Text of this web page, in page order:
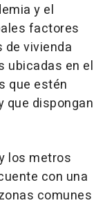
y el
factores
de vivienda
ubicadas en el
que estén
que dispongan
los metros
con una
comunes